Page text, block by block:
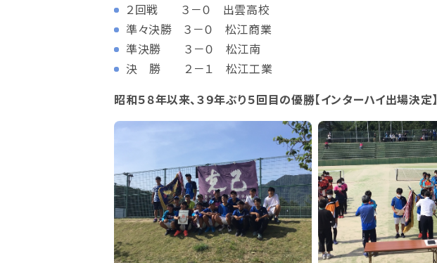
２回戦 ３－０ 出雲高校
準々決勝 ３－０ 松江商業
準決勝 ３－０ 松江南
決 勝 ２－１ 松江工業
昭和５８年以来、３９年ぶり５回目の優勝【インターハイ出場決定】